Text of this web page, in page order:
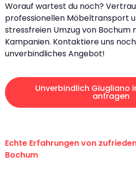
Worauf wartest du noch?
professionellen Möbeltransport
stressfreien Umzug von Bochum
Kampanien. Kontaktiere uns
unverbindliches Angebot!
Unverbindlich Giugliano
anfragen
Echte Erfahrungen von
Bochum